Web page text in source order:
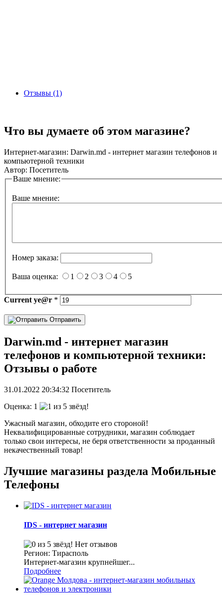
Отзывы (1)
Что вы думаете об этом магазине?
Интернет-магазин: Darwin.md - интернет магазин телефонов и
компьютерной техники
Автор: Посетитель
Ваше мнение:
Ваше мнение:
Номер заказа:
Ваша оценка: 1 2 3 4 5
Current ye@r *
Отправить
Darwin.md - интернет магазин
телефонов и компьютерной техники:
Отзывы о работе
31.01.2022 20:34:32 Посетитель
Оценка: 1
Ужасный магазин, обходите его стороной!
Неквалифицированные сотрудники, магазин соблюдает
только свои интересы, не беря ответственности за проданный
некачественный товар!
Лучшие магазины раздела Мобильные
Телефоны
IDS - интернет магазин
Нет отзывов
Регион: Тирасполь
Интернет-магазин крупнейшег...
Подробнее